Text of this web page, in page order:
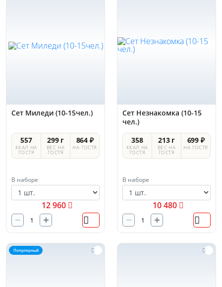
Сет Миледи (10-15чел.)
557
ККАЛ НА
ГОСТЯ
299 г
ВЕС НА
ГОСТЯ
864 ₽
НА ГОСТЯ
В наборе
12 960
Сет Незнакомка (10-15
чел.)
358
ККАЛ НА
ГОСТЯ
213 г
ВЕС НА
ГОСТЯ
699 ₽
НА ГОСТЯ
В наборе
10 480
Популярный